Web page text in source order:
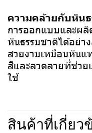
ความคล้ายกับหิน
การออกแบบและผ
หินธรรมชาติได้อย่า
สวยงามเหมือนหิน
สีและลวดลายที่ช่ว
ใช้
สินค้าที่เกี่ยว